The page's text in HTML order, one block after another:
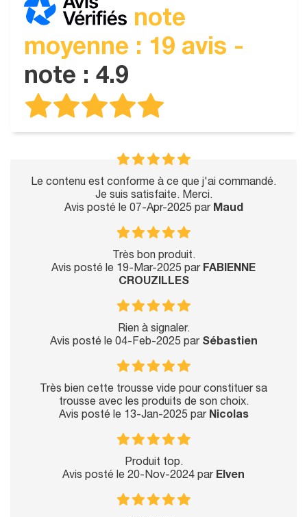
note
moyenne : 19 avis -
note : 4.9
Le contenu est conforme à ce que j'ai commandé.
Je suis satisfaite. Merci.
Avis posté le 07-Apr-2025 par Maud
Très bon produit.
Avis posté le 19-Mar-2025 par FABIENNE
CROUZILLES
Rien à signaler.
Avis posté le 04-Feb-2025 par Sébastien
Très bien cette trousse vide pour constituer sa
trousse avec les produits de son choix.
Avis posté le 13-Jan-2025 par Nicolas
Produit top.
Avis posté le 20-Nov-2024 par Elven